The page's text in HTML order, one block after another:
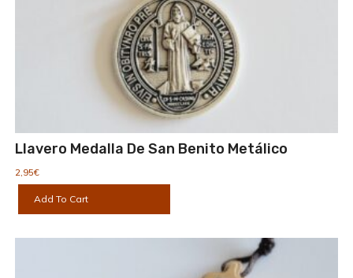
Llavero Medalla De San Benito Metálico
2,95€
Add To Cart